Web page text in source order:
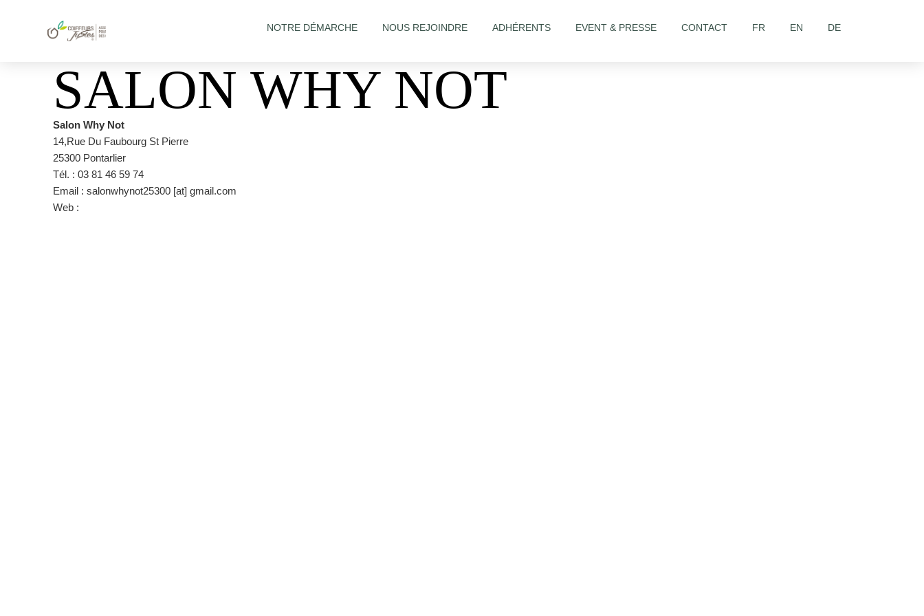
NOTRE DÉMARCHE NOUS REJOINDRE ADHÉRENTS EVENT & PRESSE CONTACT FR EN DE
SALON WHY NOT
Salon Why Not
14,Rue Du Faubourg St Pierre
25300 Pontarlier
Tél. : 03 81 46 59 74
Email : salonwhynot25300 [at] gmail.com
Web :